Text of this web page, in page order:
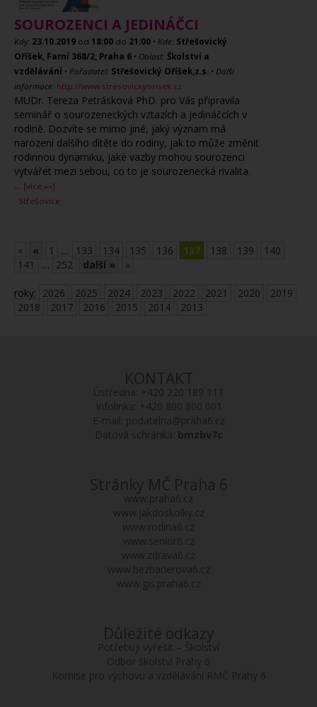
SOUROZENCI A JEDINÁČCI
Kdy: 23.10.2019 od 18:00 do 21:00 • Kde: Střešovický
Oříšek, Farní 368/2, Praha 6 • Oblast: Školství a
vzdělávání • Pořadatel: Střešovický Oříšek,z.s. • Další
informace: http://www.stresovickyorisek.cz
MUDr. Tereza Petrásková PhD. pro Vás připravila
seminář o sourozeneckých vztazích a jedináčcích v
rodině. Dozvíte se mimo jiné, jaký význam má
narození dalšího dítěte do rodiny, jak to může změnit
rodinnou dynamiku, jaké vazby mohou sourozenci
vytvářet mezi sebou, co to je sourozenecká rivalita.
... [více »»]
Střešovice
« « 1 .... 133 134 135 136 137 138 139
140
141
.... 252 další » »
roky: 2026 2025 2024 2023 2022 2021 2020
2019
2018
2017 2016 2015 2014 2013
KONTAKT
Ústředna: +420 220 189 111
Infolinka: +420 800 800 001
E-mail: podatelna@praha6.cz
Datová schránka: bmzbv7c
Stránky MČ Praha 6
www.praha6.cz
www.jakdoskolky.cz
www.rodina6.cz
www.senior6.cz
www.zdrava6.cz
www.bezbarierova6.cz
www.gis.praha6.cz
Důležité odkazy
Potřebuji vyřešit – Školství
Odbor školství Prahy 6
Komise pro výchovu a vzdělávání RMČ Prahy 6